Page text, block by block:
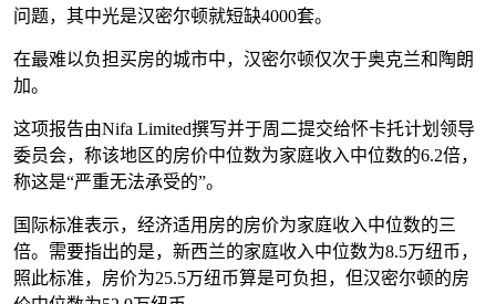
问题，其中光是汉密尔顿就短缺4000套。
在最难以负担买房的城市中，汉密尔顿仅次于奥克兰和陶朗
加。
这项报告由Nifa Limited撰写并于周二提交给怀卡托计划领导
委员会，称该地区的房价中位数为家庭收入中位数的6.2倍，
称这是“严重无法承受的”。
国际标准表示，经济适用房的房价为家庭收入中位数的三
倍。需要指出的是，新西兰的家庭收入中位数为8.5万纽币，
照此标准，房价为25.5万纽币算是可负担，但汉密尔顿的房